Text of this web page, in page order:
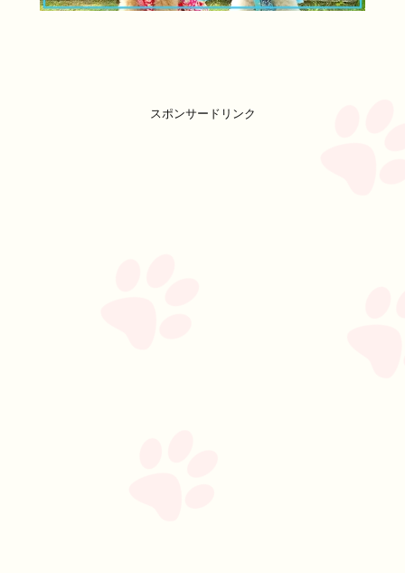
スポンサードリンク